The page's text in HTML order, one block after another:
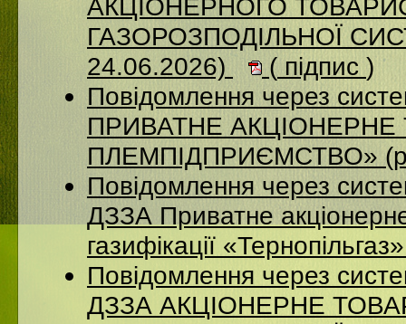
АКЦІОНЕРНОГО
ГАЗОРОЗПОДІЛЬНОЇ
24.06.2026)
( підпис )
Повідомлення через
ПРИВАТНЕ АКЦІОНЕРНЕ
ПЛЕМПІДПРИЄМСТВО»
Повідомлення через
ДЗЗА Приватне
газифікації
Повідомлення через
ДЗЗА АКЦІОНЕРНЕ